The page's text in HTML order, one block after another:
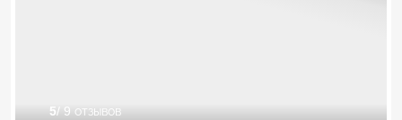
5/ 9 отзывов